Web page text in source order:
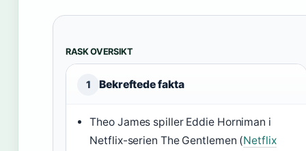
RASK OVERSIKT
1 Bekreftede fakta
Theo James spiller Eddie Horniman i
Netflix-serien The Gentlemen (Netflix